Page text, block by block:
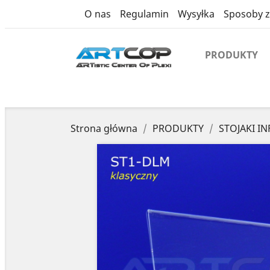
O nas Regulamin Wysyłka Sposoby
PRODUKTY
Strona główna PRODUKTY STOJAKI